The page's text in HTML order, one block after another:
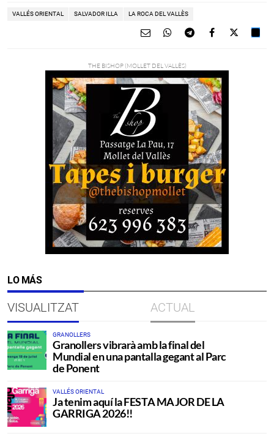
VALLÉS ORIENTAL SALVADOR ILLA LA ROCA DEL VALLÈS
LO MÁS
VISUALITZAT ACTUAL
GRANOLLERS
Granollers vibrarà amb la final del
Mundial en una pantalla gegant al Parc
de Ponent
VALLÉS ORIENTAL
Ja tenim aquí la FESTA MAJOR DE LA
GARRIGA 2026!!